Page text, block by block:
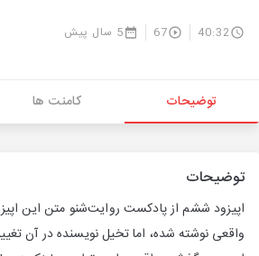
40:32
67 5 سال پیش
توضیحات کامنت ها
توضیحات
اپیزود ششم از پادکست روایت‌شنو متن این
واقعی نوشته شده، اما تخیل نویسنده در آن